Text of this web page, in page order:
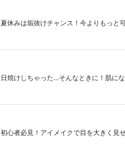
夏休みは垢抜けチャンス！今よりもっと
日焼けしちゃった...そんなときに！肌に
初心者必見！アイメイクで目を大きく見